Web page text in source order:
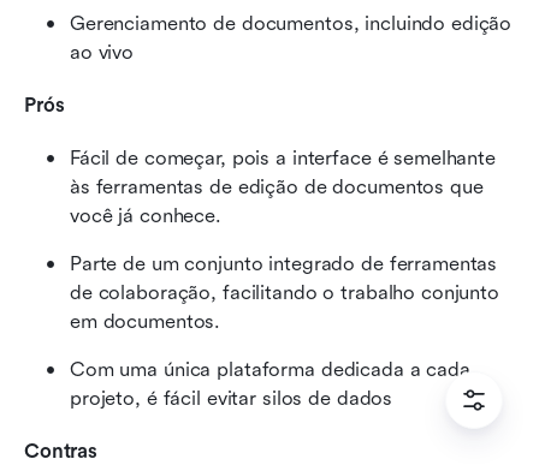
Gerenciamento de documentos, incluindo edição
ao vivo
Prós
Fácil de começar, pois a interface é semelhante
às ferramentas de edição de documentos que
você já conhece.
Parte de um conjunto integrado de ferramentas
de colaboração, facilitando o trabalho conjunto
em documentos.
Com uma única plataforma dedicada a cada
projeto, é fácil evitar silos de dados
Contras